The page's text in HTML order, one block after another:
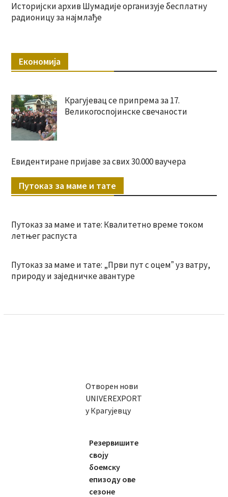
Историјски архив Шумадије организује бесплатну
радионицу за најмлађе
Економија
Крагујевац се припрема за 17.
Великогоспојинске свечаности
Евидентиране пријаве за свих 30.000 ваучера
Путоказ за маме и тате
Путоказ за маме и тате: Квалитетно време током
летњег распуста
Путоказ за маме и тате: „Први пут с оцемˮ уз ватру,
природу и заједничке авантуре
Отворен нови
UNIVEREXPORT
у Крагујевцу
Резервишите
своју
боемску
епизоду ове
сезоне